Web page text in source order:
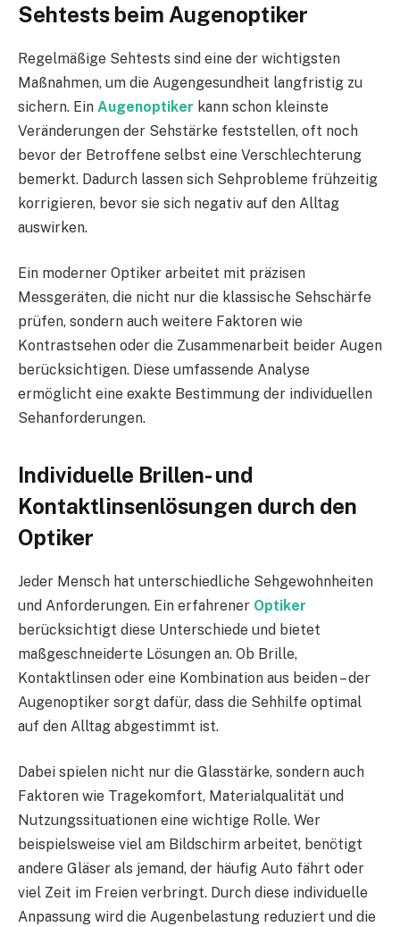
Sehtests beim Augenoptiker
Regelmäßige Sehtests sind eine der wichtigsten
Maßnahmen, um die Augengesundheit langfristig zu
sichern. Ein Augenoptiker kann schon kleinste
Veränderungen der Sehstärke feststellen, oft noch
bevor der Betroffene selbst eine Verschlechterung
bemerkt. Dadurch lassen sich Sehprobleme frühzeitig
korrigieren, bevor sie sich negativ auf den Alltag
auswirken.
Ein moderner Optiker arbeitet mit präzisen
Messgeräten, die nicht nur die klassische Sehschärfe
prüfen, sondern auch weitere Faktoren wie
Kontrastsehen oder die Zusammenarbeit beider Augen
berücksichtigen. Diese umfassende Analyse
ermöglicht eine exakte Bestimmung der individuellen
Sehanforderungen.
Individuelle Brillen- und
Kontaktlinsenlösungen durch den
Optiker
Jeder Mensch hat unterschiedliche Sehgewohnheiten
und Anforderungen. Ein erfahrener Optiker
berücksichtigt diese Unterschiede und bietet
maßgeschneiderte Lösungen an. Ob Brille,
Kontaktlinsen oder eine Kombination aus beiden – der
Augenoptiker sorgt dafür, dass die Sehhilfe optimal
auf den Alltag abgestimmt ist.
Dabei spielen nicht nur die Glasstärke, sondern auch
Faktoren wie Tragekomfort, Materialqualität und
Nutzungssituationen eine wichtige Rolle. Wer
beispielsweise viel am Bildschirm arbeitet, benötigt
andere Gläser als jemand, der häufig Auto fährt oder
viel Zeit im Freien verbringt. Durch diese individuelle
Anpassung wird die Augenbelastung reduziert und die